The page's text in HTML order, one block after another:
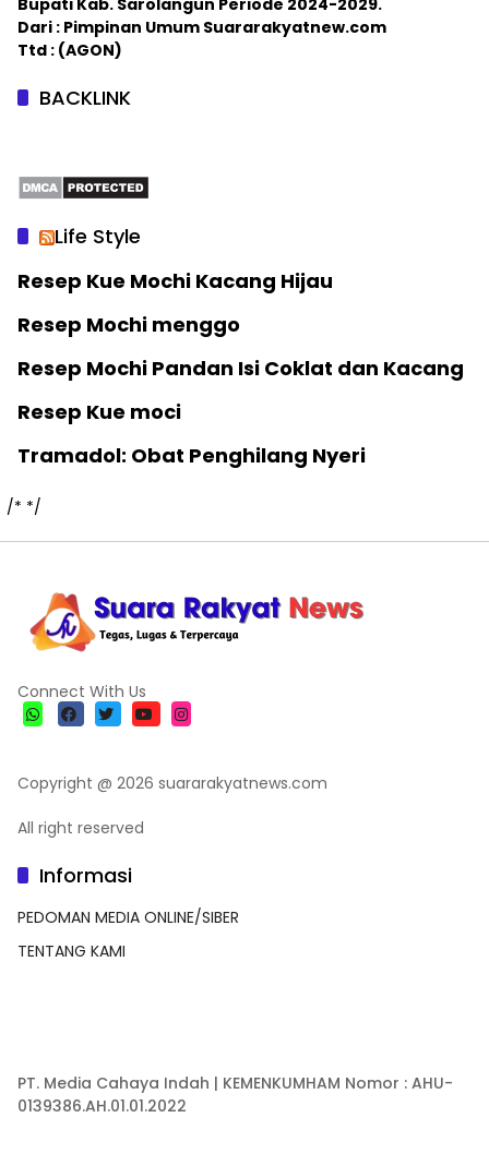
Bupati Kab. Sarolangun Periode 2024-2029.
Dari : Pimpinan Umum Suararakyatnew.com
Ttd : (AGON)
BACKLINK
Life Style
Resep Kue Mochi Kacang Hijau
Resep Mochi menggo
Resep Mochi Pandan Isi Coklat dan Kacang
Resep Kue moci
Tramadol: Obat Penghilang Nyeri
/* */
Connect With Us
Copyright @ 2026 suararakyatnews.com
All right reserved
Informasi
PEDOMAN MEDIA ONLINE/SIBER
TENTANG KAMI
PT. Media Cahaya Indah | KEMENKUMHAM Nomor : AHU-
0139386.AH.01.01.2022